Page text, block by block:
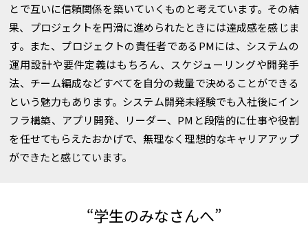
とで互いに信頼関係を築いていくものと考えています。その結
果、プロジェクトを円滑に進められたときには達成感を感じま
す。また、プロジェクトの責任者であるPMには、システムの
運用設計や要件定義はもちろん、スケジューリングや開発手
法、チーム編成などすべてを自分の裁量で決めることができる
という魅力もあります。システム開発未経験でも入社後にイン
フラ構築、アプリ開発、リーダー、PMと段階的に仕事や役割
を任せてもらえたおかげで、無理なく理想的なキャリアアップ
ができたと感じています。
“学生のみなさんへ”